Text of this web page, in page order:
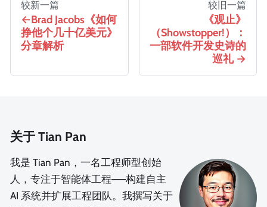
较新一篇
Brad Jacobs《如何
挣他个几十亿美元》
分章解析
较旧一篇
《观止》
（Showstopper!）：
一部软件开发史诗的
巡礼
关于 Tian Pan
我是 Tian Pan，一名工程师型创始
人，专注于智能体工程——构建自主
AI 系统并扩展工程团队。我撰写关于